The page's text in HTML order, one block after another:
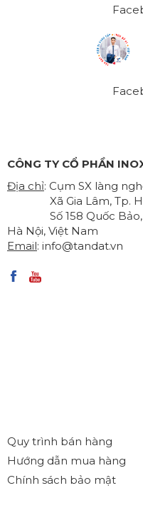
CÔNG TY CỔ PHẦN
Địa chỉ: Cụm SX làng
Xã Gia Lâm, Tp.
Số 158 Quốc Bảo, tổ
Hà Nội, Việt Nam
Email: info@tandat.vn
Quy trình bán hàng
Hướng dẫn mua hàng
Chính sách bảo mật